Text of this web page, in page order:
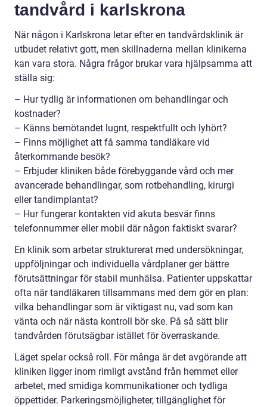
tandvård i karlskrona
När någon i Karlskrona letar efter en tandvårdsklinik är
utbudet relativt gott, men skillnaderna mellan klinikerna
kan vara stora. Några frågor brukar vara hjälpsamma att
ställa sig:
– Hur tydlig är informationen om behandlingar och
kostnader?
– Känns bemötandet lugnt, respektfullt och lyhört?
– Finns möjlighet att få samma tandläkare vid
återkommande besök?
– Erbjuder kliniken både förebyggande vård och mer
avancerade behandlingar, som rotbehandling, kirurgi
eller tandimplantat?
– Hur fungerar kontakten vid akuta besvär finns
telefonnummer eller mobil där någon faktiskt svarar?
En klinik som arbetar strukturerat med undersökningar,
uppföljningar och individuella vårdplaner ger bättre
förutsättningar för stabil munhälsa. Patienter uppskattar
ofta när tandläkaren tillsammans med dem gör en plan:
vilka behandlingar som är viktigast nu, vad som kan
vänta och när nästa kontroll bör ske. På så sätt blir
tandvården förutsägbar istället för överraskande.
Läget spelar också roll. För många är det avgörande att
kliniken ligger inom rimligt avstånd från hemmet eller
arbetet, med smidiga kommunikationer och tydliga
öppettider. Parkeringsmöjligheter, tillgänglighet för